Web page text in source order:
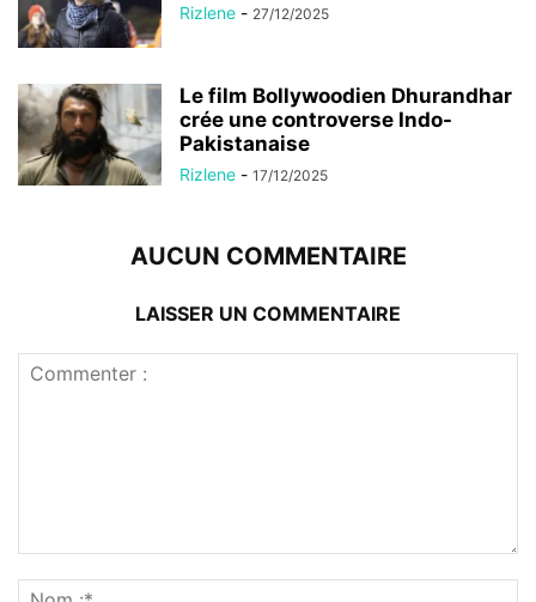
Rizlene - 27/12/2025
Le film Bollywoodien Dhurandhar
crée une controverse Indo-
Pakistanaise
Rizlene - 17/12/2025
AUCUN COMMENTAIRE
LAISSER UN COMMENTAIRE